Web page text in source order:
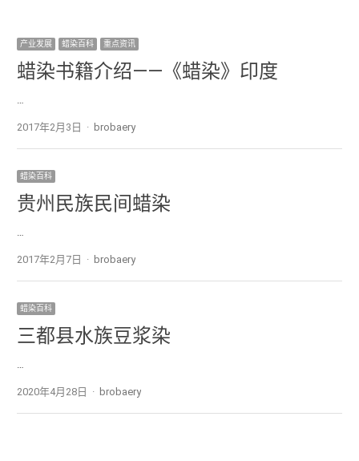
产业发展 蜡染百科 重点资讯
蜡染书籍介绍——《蜡染》印度
…
2017年2月3日 Author
brobaery
蜡染百科
贵州民族民间蜡染
…
2017年2月7日 Author
brobaery
蜡染百科
三都县水族豆浆染
…
2020年4月28日 Author
brobaery